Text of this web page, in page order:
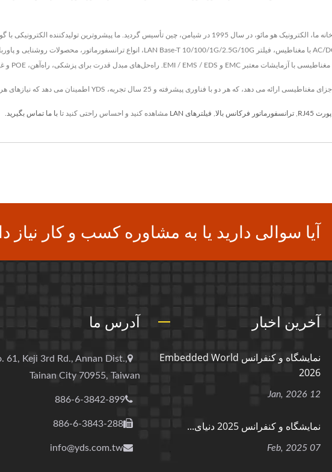
پورت RJ45 ترانسفورماتور فرکانس بالا فیلترهای LAN مشاهده کنید و احساس راحتی کنید تا با ما تماس بگیرید
آیا سوالی دارید یا به مشاوره کسب و کار نیاز
آدرس ما
61, Keji 3rd Rd., Annan Dist.,
Tainan City 70955, Taiwan
886-6-3842-899
886-6-3843-288
info@yds.com.tw
آخرین اخبار
نمایشگاه و کنفرانس Embedded World
2026
12 Jan, 2026
نمایشگاه و کنفرانس 2025 دنیای...
07 Feb, 2025